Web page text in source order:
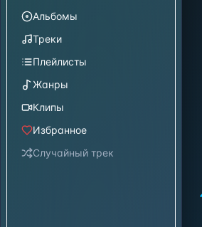
Альбомы
Треки
Плейлисты
Жанры
Клипы
Избранное
Случайный трек